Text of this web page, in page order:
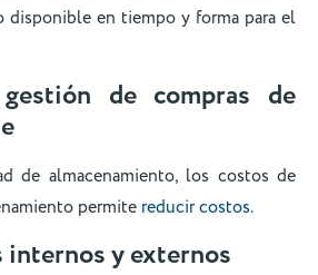
en tiempo y forma para el
de compras de
de almacenamiento, los costos de
permite reducir costos.
internos y externos